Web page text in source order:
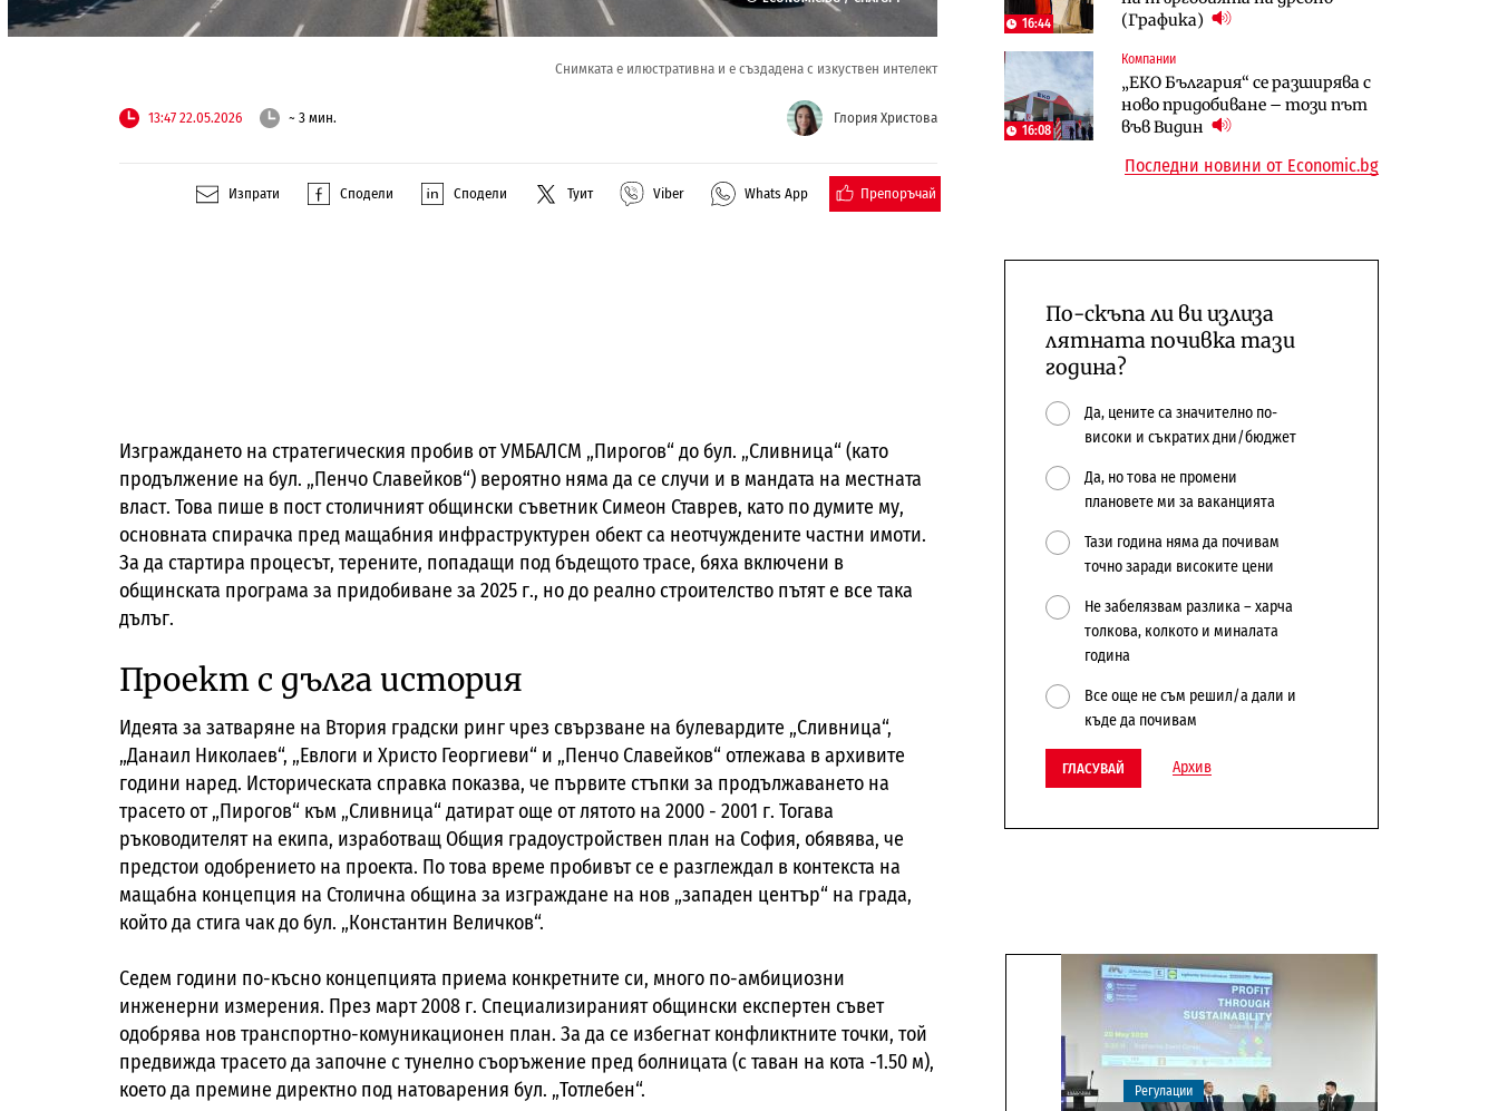
Снимката е илюстративна и е създадена с изкуствен интелект
13:47 22.05.2026 ~ 3 мин. Глория Христова
Изпрати Сподели Сподели Туит Viber Whats App Препоръчай
Изграждането на стратегическия пробив от УМБАЛСМ „Пирогов“ до бул. „Сливница“ (като
продължение на бул. „Пенчо Славейков“) вероятно няма да се случи и в мандата на местната
власт. Това пише в пост столичният общински съветник Симеон Ставрев, като по думите му,
основната спирачка пред мащабния инфраструктурен обект са неотчуждените частни имоти.
За да стартира процесът, терените, попадащи под бъдещото трасе, бяха включени в
общинската програма за придобиване за 2025 г., но до реално строителство пътят е все така
дълъг.
Проект с дълга история
Идеята за затваряне на Втория градски ринг чрез свързване на булевардите „Сливница“,
„Данаил Николаев“, „Евлоги и Христо Георгиеви“ и „Пенчо Славейков“ отлежава в архивите
години наред. Историческата справка показва, че първите стъпки за продължаването на
трасето от „Пирогов“ към „Сливница“ датират още от лятото на 2000 - 2001 г. Тогава
ръководителят на екипа, изработващ Общия градоустройствен план на София, обявява, че
предстои одобрението на проекта. По това време пробивът се е разглеждал в контекста на
мащабна концепция на Столична община за изграждане на нов „западен център“ на града,
който да стига чак до бул. „Константин Величков“.
Седем години по-късно концепцията приема конкретните си, много по-амбициозни
инженерни измерения. През март 2008 г. Специализираният общински експертен съвет
одобрява нов транспортно-комуникационен план. За да се избегнат конфликтните точки, той
предвижда трасето да започне с тунелно съоръжение пред болницата (с таван на кота -1.50 м),
което да премине директно под натоварения бул. „Тотлебен“.
16:44
(Графика)
16:08
Компании
„ЕКО България“ се разширява с
ново придобиване – този път
във Видин
откажат напълно от Google
Публични финанси
Общините вече зависят от
централната власт за 75% от
население и все повече сгради
Компании
А1 отново е лидер при
технологичните компании и
Последни новини от Economic.bg
По-скъпа ли ви излиза
лятната почивка тази
година?
Да, цените са значително по-
високи и съкратих дни/бюджет
Да, но това не промени
плановете ми за ваканцията
Тази година няма да почивам
точно заради високите цени
Не забелязвам разлика – харча
толкова, колкото и миналата
година
Все още не съм решил/а дали и
къде да почивам
ГЛАСУВАЙ Архив
Регулации